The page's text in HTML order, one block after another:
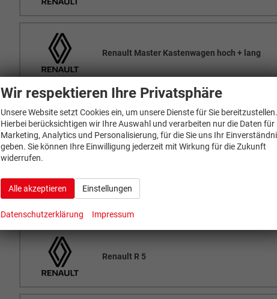
Renault Master Kastenwagen hoch + lang
Renault Mégane E-TECH
Renault R 4
Renault R 5
Wir respektieren Ihre Privatsphäre
Unsere Website setzt Cookies ein, um unsere Dienste für Sie bereitzustellen.
Hierbei berücksichtigen wir Ihre Auswahl und verarbeiten nur die Daten für
Marketing, Analytics und Personalisierung, für die Sie uns Ihr
geben. Sie können Ihre Einwilligung jederzeit mit Wirkung für die Zukunft
widerrufen.
Alle akzeptieren Einstellungen
Datenschutzerklärung Impressum